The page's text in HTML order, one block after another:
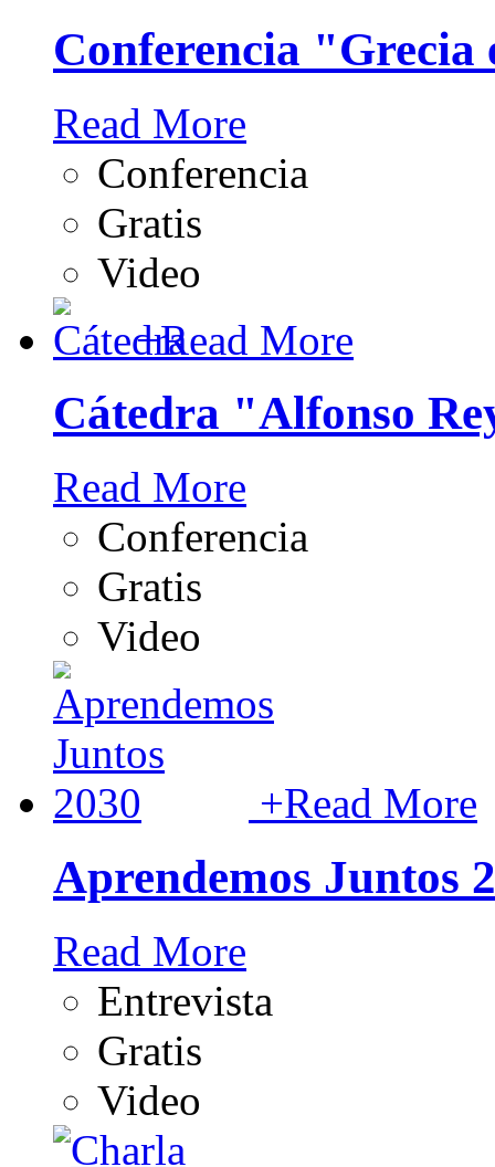
Conferencia "Grecia
Read More
Conferencia
Gratis
Video
+Read More
Cátedra "Alfonso
Read More
Conferencia
Gratis
Video
+Read More
Aprendemos Juntos
Read More
Entrevista
Gratis
Video